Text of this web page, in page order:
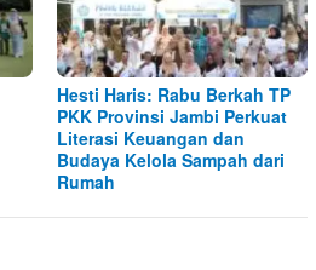
Hesti Haris: Rabu Berkah TP
PKK Provinsi Jambi Perkuat
Literasi Keuangan dan
Budaya Kelola Sampah dari
Rumah